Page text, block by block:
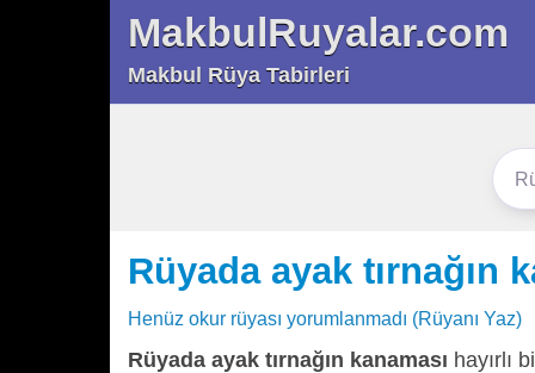
MakbulRuyalar.com
Makbul Rüya Tabirleri
Rüyada ayak tırnağın
Henüz okur rüyası yorumlanmadı (Rüyanı Yaz)
Rüyada ayak tırnağın kanaması hayırlı